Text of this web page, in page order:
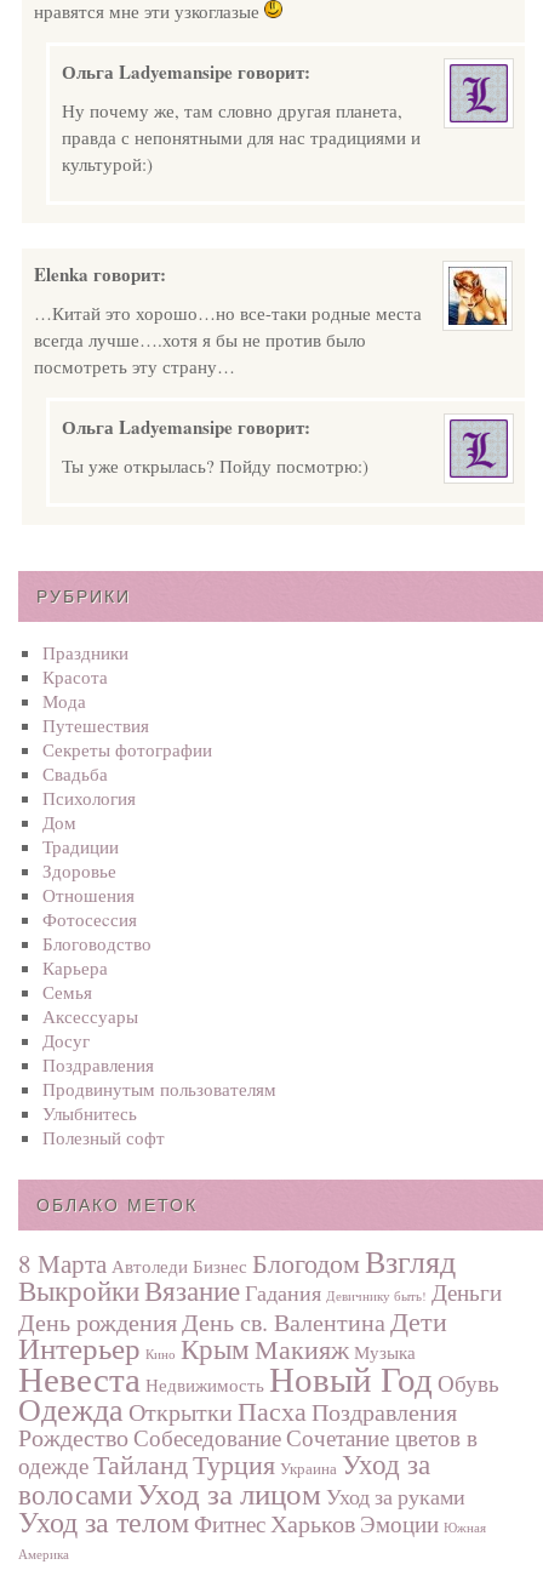
нравятся мне эти узкоглазые
Ольга Ladyemansipe говорит:
Ну почему же, там словно другая планета,
правда с непонятными для нас традициями и
культурой:)
Elenka говорит:
…Китай это хорошо…но все-таки родные места
всегда лучше….хотя я бы не против было
посмотреть эту страну…
Ольга Ladyemansipe говорит:
Ты уже открылась? Пойду посмотрю:)
РУБРИКИ
Праздники
Красота
Мода
Путешествия
Секреты фотографии
Свадьба
Психология
Дом
Традиции
Здоровье
Отношения
Фотосеcсия
Блоговодство
Карьера
Семья
Аксессуары
Досуг
Поздравления
Продвинутым пользователям
Улыбнитесь
Полезный софт
ОБЛАКО МЕТОК
8 Марта Автоледи Бизнес БлогодомВзгляд
ВыкройкиВязаниеГадания Девичнику быть! Деньги
День рожденияДень св. ВалентинаДети
Интерьер Кино КрымМакияж Музыка
Невеста Недвижимость Новый Год Обувь
Одежда ОткрыткиПасхаПоздравления
РождествоСобеседованиеСочетание цветов в
одеждеТайландТурция Украина Уход за
волосамиУход за лицом Уход за руками
Уход за теломФитнесХарьков Эмоции Южная
Америка